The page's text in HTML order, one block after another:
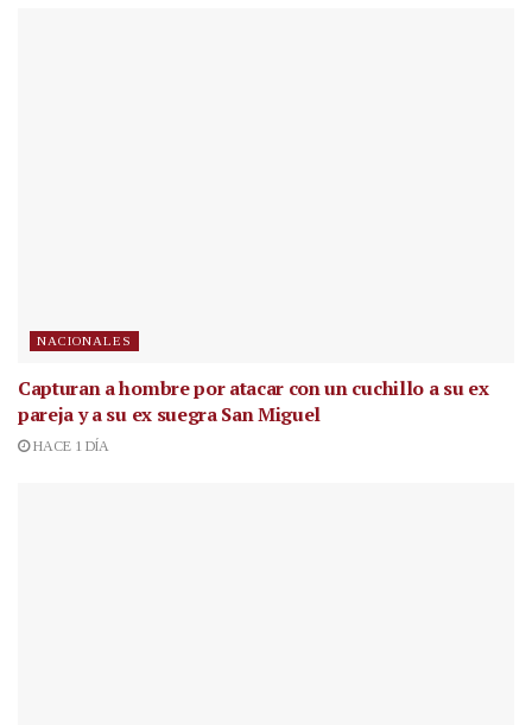
NACIONALES
Capturan a hombre por atacar con un cuchillo a su ex
pareja y a su ex suegra San Miguel
HACE 1 DÍA